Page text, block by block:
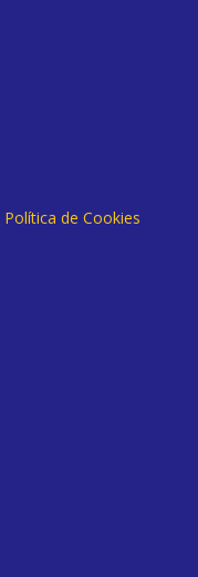
Política de Cookies